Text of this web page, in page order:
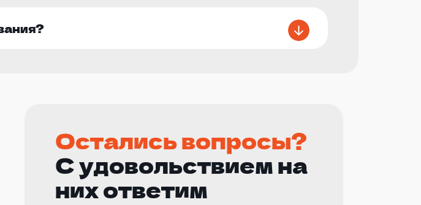
Остались вопросы?
С удовольствием на
них ответим